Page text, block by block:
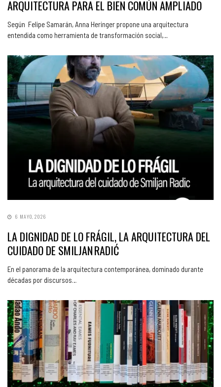
ARQUITECTURA PARA EL BIEN COMÚN AMPLIADO
Según Felipe Samarán, Anna Heringer propone una arquitectura
entendida como herramienta de transformación social,…
6 MAYO, 2026
LA DIGNIDAD DE LO FRÁGIL, LA ARQUITECTURA DEL
CUIDADO DE SMILJAN RADIĆ
En el panorama de la arquitectura contemporánea, dominado durante
décadas por discursos…